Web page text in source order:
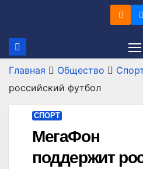
содержимому
Главная Общество
российский футбол
СПОРТ
МегаФон
поддержит